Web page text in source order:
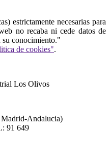
estrictamente necesarias para
no recaba ni cede datos de
su conocimiento."
de cookies".
Andalucia)
91 649